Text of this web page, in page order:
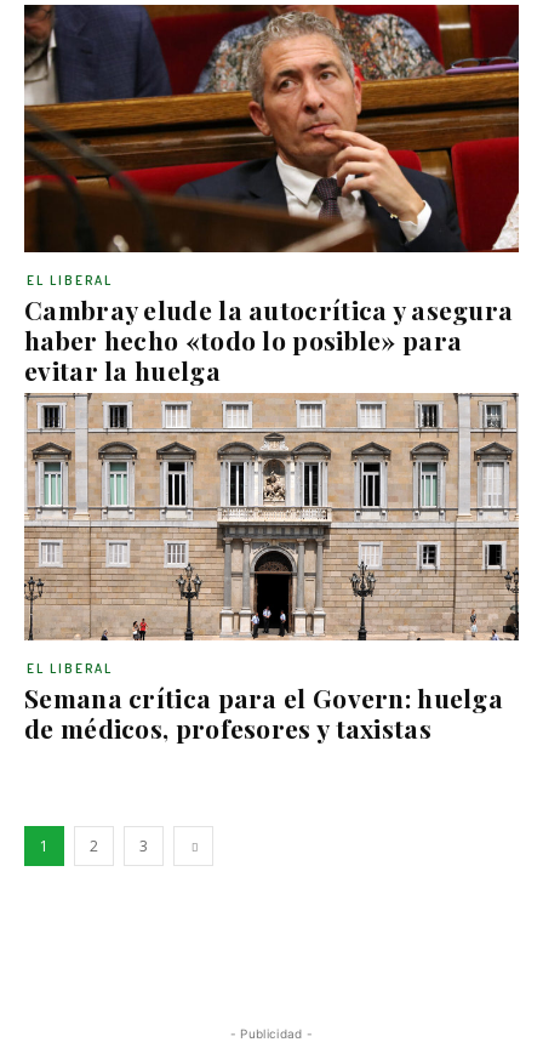
Cambray elude la autocrítica y asegura
haber hecho «todo lo posible» para
evitar la huelga
EL LIBERAL
Semana crítica para el Govern: huelga
de médicos, profesores y taxistas
EL LIBERAL
1 2 3
- Publicidad -